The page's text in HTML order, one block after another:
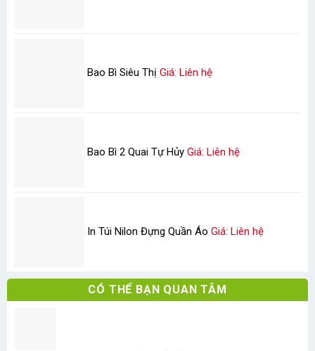
Bao Bì Siêu Thị Giá: Liên hệ
Bao Bì 2 Quai Tự Hủy Giá: Liên hệ
In Túi Nilon Đựng Quần Áo Giá: Liên hệ
CÓ THỂ BẠN QUAN TÂM